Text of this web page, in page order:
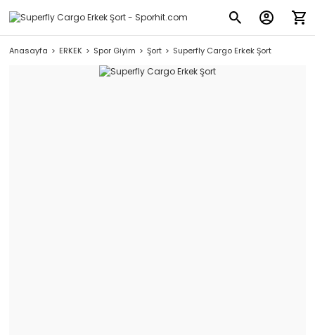
Anasayfa ERKEK Spor Giyim Şort Superfly Cargo Erkek Şort